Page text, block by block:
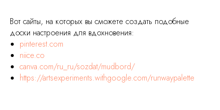
Вот сайты, на которых вы сможете создать подобные
доски настроения для вдохновения:
pinterest.com
niice.co
canva.com/ru_ru/sozdat/mudbord/
https://artsexperiments.withgoogle.com/runwaypalette